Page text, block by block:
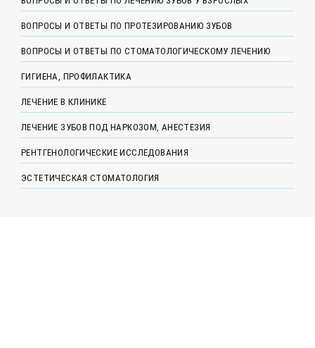
ВОПРОСЫ И ОТВЕТЫ ПО ПРОТЕЗИРОВАНИЮ ЗУБОВ
ВОПРОСЫ И ОТВЕТЫ ПО СТОМАТОЛОГИЧЕСКОМУ ЛЕЧЕНИЮ
ГИГИЕНА, ПРОФИЛАКТИКА
ЛЕЧЕНИЕ В КЛИНИКЕ
ЛЕЧЕНИЕ ЗУБОВ ПОД НАРКОЗОМ, АНЕСТЕЗИЯ
РЕНТГЕНОЛОГИЧЕСКИЕ ИССЛЕДОВАНИЯ
ЭСТЕТИЧЕСКАЯ СТОМАТОЛОГИЯ